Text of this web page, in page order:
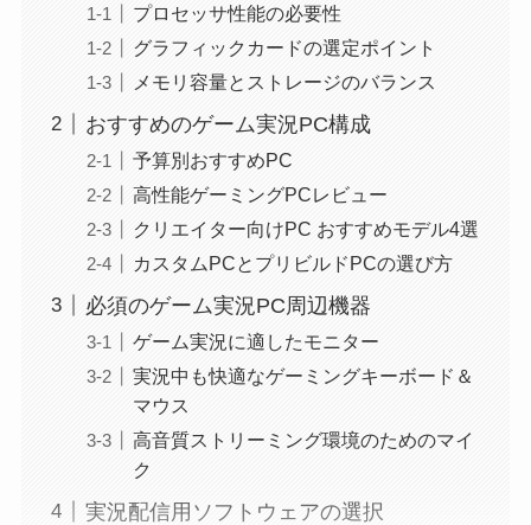
プロセッサ性能の必要性
グラフィックカードの選定ポイント
メモリ容量とストレージのバランス
おすすめのゲーム実況PC構成
予算別おすすめPC
高性能ゲーミングPCレビュー
クリエイター向けPC おすすめモデル4選
カスタムPCとプリビルドPCの選び方
必須のゲーム実況PC周辺機器
ゲーム実況に適したモニター
実況中も快適なゲーミングキーボード＆
マウス
高音質ストリーミング環境のためのマイ
ク
実況配信用ソフトウェアの選択